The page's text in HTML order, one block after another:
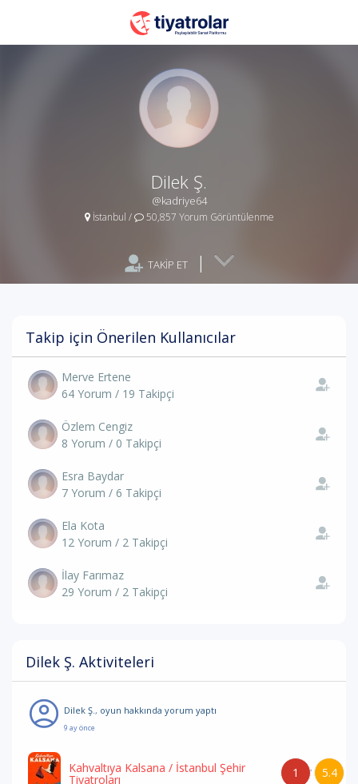
Dilek Ş.
@kadriye64
İstanbul / 50,857 Yorum Görüntülenme
TAKİP ET |
Takip için Önerilen Kullanıcılar
Merve Ertene
64 Yorum / 19 Takipçi
Özlem Cengiz
8 Yorum / 0 Takipçi
Esra Baydar
7 Yorum / 6 Takipçi
Ela Kota
12 Yorum / 2 Takipçi
İlay Farımaz
29 Yorum / 2 Takipçi
Dilek Ş. Aktiviteleri
Dilek Ş., oyun hakkında yorum yaptı
9 ay önce
5.4
/
1
Kahvaltıya Kalsana / İstanbul Şehir
Tiyatroları